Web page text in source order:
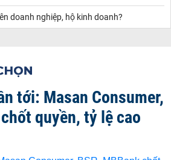
doanh nghiệp, hộ kinh doanh?
tới: Masan Consumer,
quyền, tỷ lệ cao